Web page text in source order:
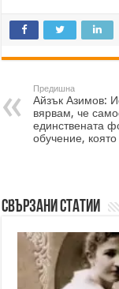
Предишна
Айзък Азимов:
вярвам, че
единствената
обучение,
Свързани статии